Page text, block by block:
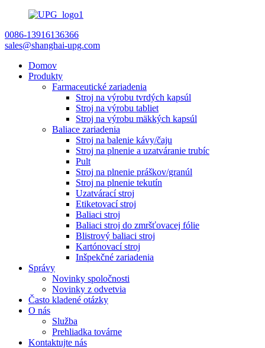
0086-13916136366
sales@shanghai-upg.com
Domov
Produkty
Farmaceutické zariadenia
Stroj na výrobu tvrdých kapsúl
Stroj na výrobu tabliet
Stroj na výrobu mäkkých kapsúl
Baliace zariadenia
Stroj na balenie kávy/čaju
Stroj na plnenie a uzatváranie trubíc
Pult
Stroj na plnenie práškov/granúl
Stroj na plnenie tekutín
Uzatvárací stroj
Etiketovací stroj
Baliaci stroj
Baliaci stroj do zmršťovacej fólie
Blistrový baliaci stroj
Kartónovací stroj
Inšpekčné zariadenia
Správy
Novinky spoločnosti
Novinky z odvetvia
Často kladené otázky
O nás
Služba
Prehliadka továrne
Kontaktujte nás